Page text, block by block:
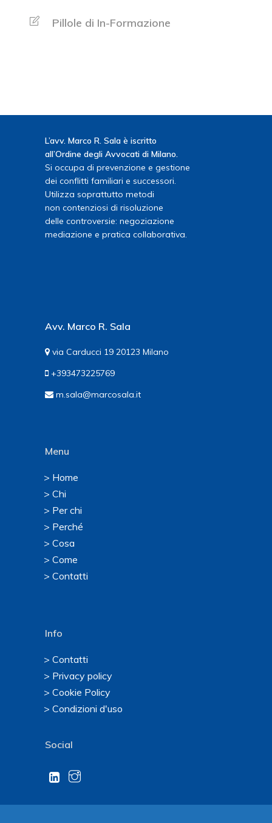
Pillole di In-Formazione
L’avv. Marco R. Sala è iscritto
all’Ordine degli Avvocati di Milano.
Si occupa di prevenzione e gestione
dei conflitti familiari e successori.
Utilizza soprattutto metodi
non contenziosi di risoluzione
delle controversie: negoziazione
mediazione e pratica collaborativa.
Avv. Marco R. Sala
via Carducci 19 20123 Milano
+393473225769
m.sala@marcosala.it
Menu
> Home
> Chi
> Per chi
> Perché
> Cosa
> Come
> Contatti
Info
> Contatti
> Privacy policy
> Cookie Policy
> Condizioni d'uso
Social